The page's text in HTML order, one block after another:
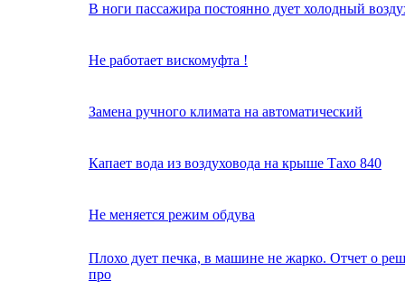
В ноги пассажира постоянно дует холодный
Не работает вискомуфта !
Замена ручного климата на автоматический
Капает вода из воздуховода на крыше Тахо 840
Не меняется режим обдува
Плохо дует печка, в машине не жарко. Отчет о
про